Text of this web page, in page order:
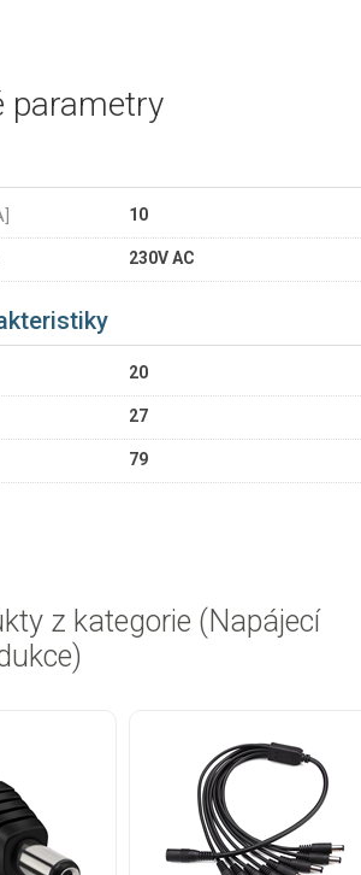
parametry
10
230V AC
20
27
79
z kategorie (Napájecí